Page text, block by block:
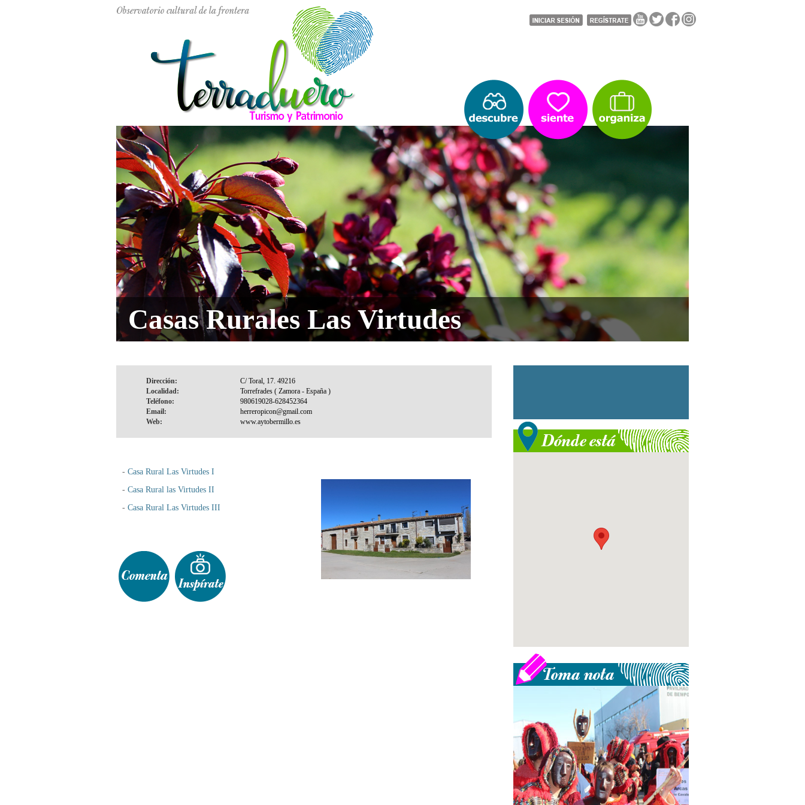
Casas Rurales Las Virtudes
Dirección:
Localidad:
Teléfono:
Email:
Web:
- Casa Rural Las Virtudes I
- Casa Rural las Virtudes II
- Casa Rural Las Virtudes III